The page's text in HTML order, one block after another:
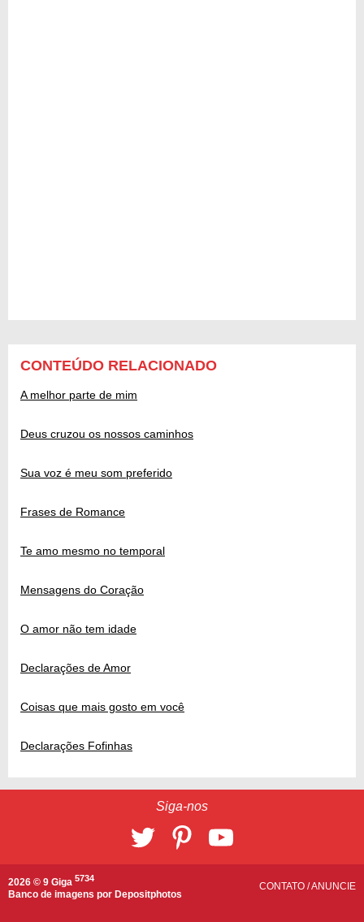
CONTEÚDO RELACIONADO
A melhor parte de mim
Deus cruzou os nossos caminhos
Sua voz é meu som preferido
Frases de Romance
Te amo mesmo no temporal
Mensagens do Coração
O amor não tem idade
Declarações de Amor
Coisas que mais gosto em você
Declarações Fofinhas
Siga-nos
2026 © 9 Giga 5734
Banco de imagens por Depositphotos
CONTATO /ANUNCIE